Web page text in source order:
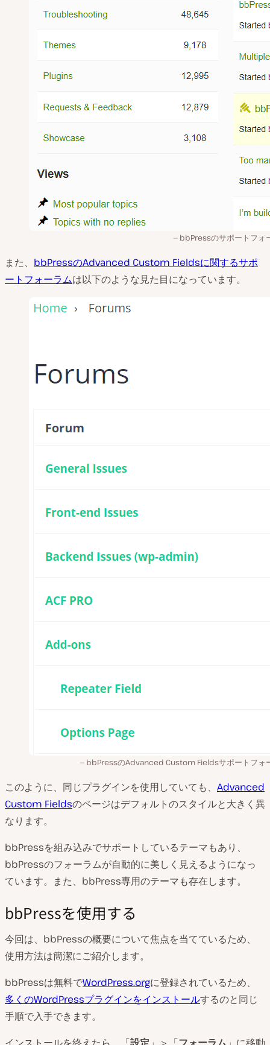
bbPressのサポートフォ
また、 bbPressのAdvanced Custom Fieldsに関するサポ
ートフォーラムは以下のような見た目になっています。
bbPressのAdvanced Custom Fieldsサポートフォ
このように、同じプラグインを使用していても、 Advanced
Custom Fieldsのページはデフォルトのスタイルと大きく異
なります。
bbPressを組み込みでサポートしているテーマもあり、
bbPressのフォーラムが自動的に美しく見えるようになっ
ています。また、bbPress専用のテーマも存在します。
bbPressを使用する
今回は、bbPressの概要について焦点を当てているため、
使用方法は簡潔にご紹介します。
bbPressは無料でWordPress.orgに登録されているため、
多くのWordPressプラグインをインストールするのと同じ
手順で入手できます。